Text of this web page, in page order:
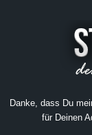
Danke, dass Du
für Deinen